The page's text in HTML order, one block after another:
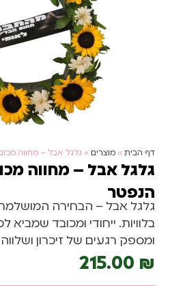
דף הבית »מוצרים » גלגל אבל – מחווה
גלגל אבל – מחווה
הנפטר
גלגל אבל – הבחירה
בלוויות. ייחודי ומכובד
ומספק רגעים של זיכרון
215.00 ₪